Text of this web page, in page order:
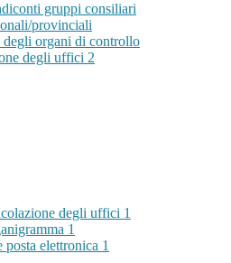
gruppi consiliari
provinciali
organi di controllo
degli uffici 2
degli uffici 1
1
posta elettronica 1